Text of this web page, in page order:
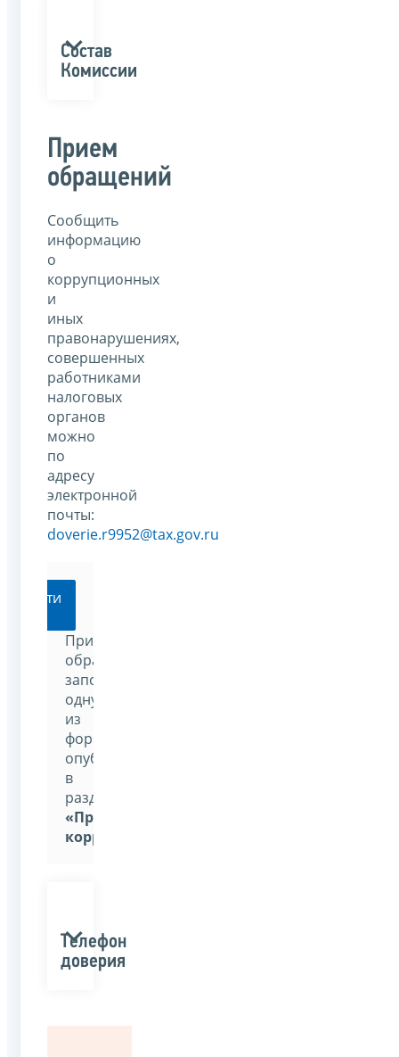
Состав
Комиссии
Прием
обращений
Сообщить
информацию
о
коррупционных
и
иных
правонарушениях,
совершенных
работниками
налоговых
органов
можно
по
адресу
электронной
почты:
doverie.r9952@tax.gov.ru
Перейти
При
обращении
заполните
одну
из
форм,
опубликованных
в
разделе:
«Противодействие
коррупции»
Телефон
доверия